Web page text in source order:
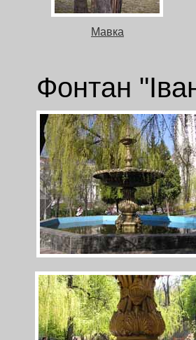
Мавка
Фонтан